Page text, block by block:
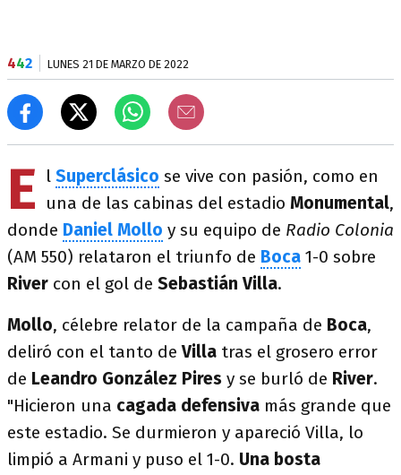
442 LUNES 21 DE MARZO DE 2022
E l Superclásico se vive con pasión, como en
una de las cabinas del estadio Monumental,
donde Daniel Mollo y su equipo de Radio Colonia
(AM 550) relataron el triunfo de Boca 1-0 sobre
River con el gol de Sebastián Villa.
Mollo, célebre relator de la campaña de Boca,
deliró con el tanto deVilla tras el grosero error
de Leandro González Pires y se burló de River.
"Hicieron una cagada defensiva más grande que
este estadio. Se durmieron y apareció Villa, lo
limpió a Armani y puso el 1-0. Una bosta